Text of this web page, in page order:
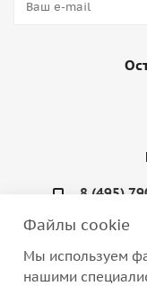
8 (495)
Файлы cookie
Мы используем
нашими